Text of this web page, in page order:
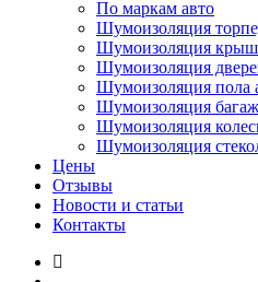
По маркам авто
Шумоизоляция
Шумоизоляция
Шумоизоляция
Шумоизоляция пола
Шумоизоляция
Шумоизоляция
Шумоизоляция
Цены
Отзывы
Новости и статьи
Контакты